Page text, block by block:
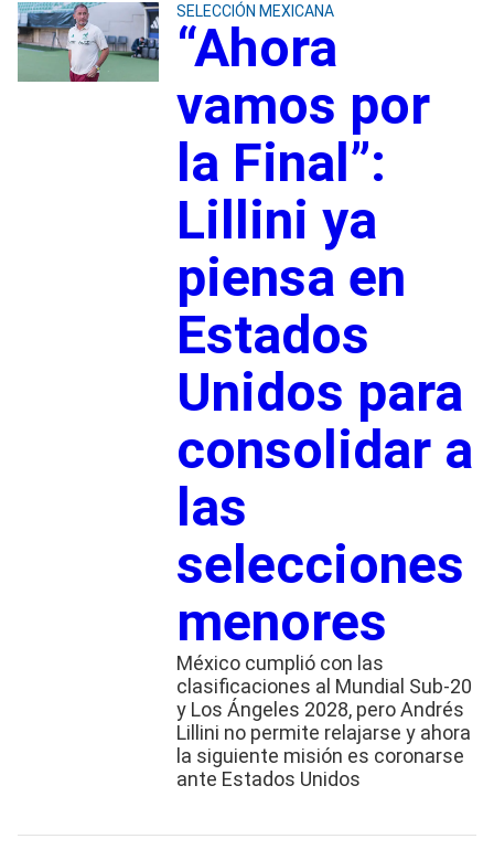
SELECCIÓN MEXICANA
“Ahora
vamos por
la Final”:
Lillini ya
piensa en
Estados
Unidos para
consolidar a
las
selecciones
menores
México cumplió con las
clasificaciones al Mundial Sub-20
y Los Ángeles 2028, pero Andrés
Lillini no permite relajarse y ahora
la siguiente misión es coronarse
ante Estados Unidos